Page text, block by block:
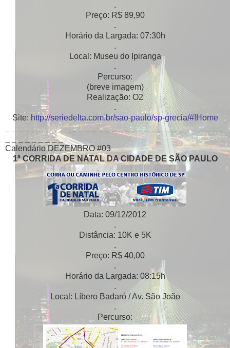
.
Preço: R$ 89,90
.
Horário da Largada: 07:30h
.
Local: Museu do Ipiranga
.
Percurso:
(breve imagem)
Realização: O2
.
Site:http://seriedelta.com.br/sao-paulo/sp-grecia/#!Home
_ _ _ _ _ _ _ _ _ _ _ _ _ _ _ _ _ _ _ _ _ _ _ _ _ _ _ _ _ _ _ _ _
_ _ _ _ _ _ _ _ _
Calendário DEZEMBRO #03
1ª CORRIDA DE NATAL DA CIDADE DE SÃO PAULO
Data: 09/12/2012
.
Distância: 10K e 5K
.
Preço: R$ 40,00
.
Horário da Largada: 08:15h
.
Local: Líbero Badaró / Av. São João
.
Percurso: